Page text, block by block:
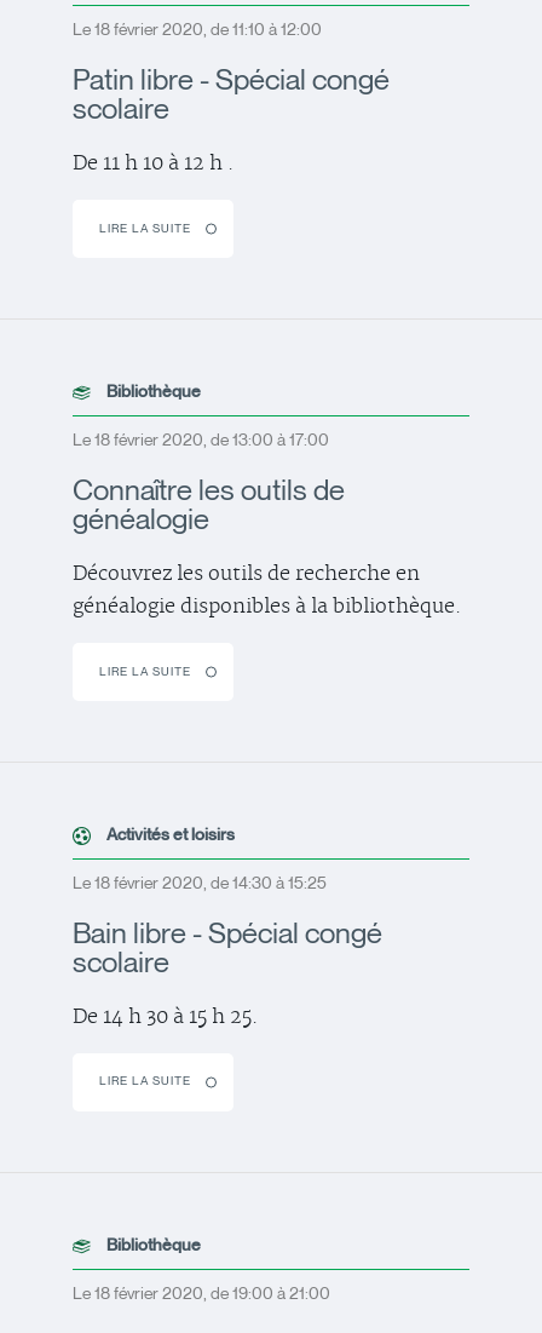
Le 18 février 2020, de 11:10 à 12:00
Patin libre - Spécial congé
scolaire
De 11 h 10 à 12 h .
LIRE LA SUITE
Bibliothèque
Le 18 février 2020, de 13:00 à 17:00
Connaître les outils de
généalogie
Découvrez les outils de recherche en
généalogie disponibles à la bibliothèque.
LIRE LA SUITE
Activités et loisirs
Le 18 février 2020, de 14:30 à 15:25
Bain libre - Spécial congé
scolaire
De 14 h 30 à 15 h 25.
LIRE LA SUITE
Bibliothèque
Le 18 février 2020, de 19:00 à 21:00